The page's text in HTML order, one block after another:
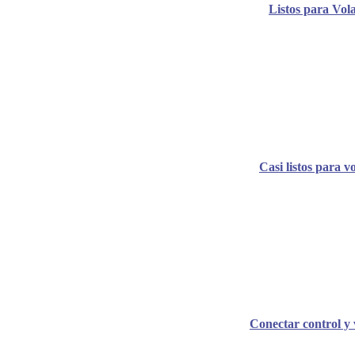
Listos para
Casi listos para
Conectar control y